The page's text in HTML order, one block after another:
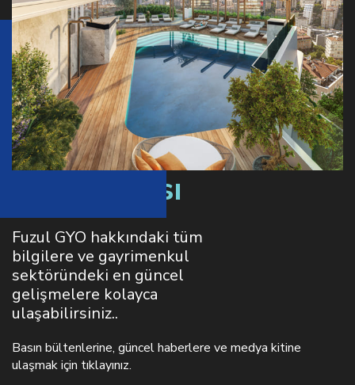
Basın odası
Fuzul GYO hakkındaki tüm
bilgilere ve gayrimenkul
sektöründeki en güncel
gelişmelere kolayca
ulaşabilirsiniz..
Basın bültenlerine, güncel haberlere ve medya kitine
ulaşmak için tıklayınız.